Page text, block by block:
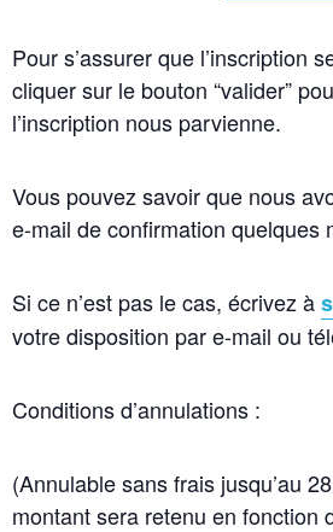
Pour s’assurer que l’inscription
cliquer sur le bouton “valider”
l’inscription nous parvienne.
Vous pouvez savoir que nous
e-mail de confirmation quelques
Si ce n’est pas le cas, écrivez à
votre disposition par e-mail ou
Conditions d’annulations :
(Annulable sans frais jusqu’au
montant sera retenu en fonction